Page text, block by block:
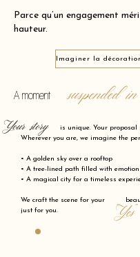
Parce qu’un engagement
hauteur.
A moment suspended
is unique. Your proposal
Wherever you are, we imagine the
• A golden sky over a rooftop
• A tree-lined path filled with emotion
• A magical city for a timeless
We craft the scene for your
just for you.
"Yes"
Your story